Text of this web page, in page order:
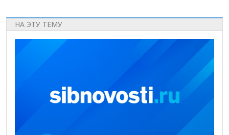
НА ЭТУ ТЕМУ